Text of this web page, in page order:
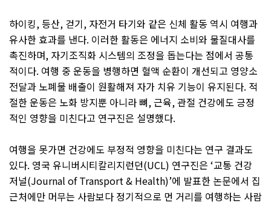
하이킹, 등산, 걷기, 자전거 타기와 같은 신체 활동 역시 여행과
유사한 효과를 낸다. 이러한 활동은 에너지 소비와 물질대사를
촉진하며, 자기조직화 시스템의 조정을 돕는다는 점에서 공통
적이다. 여행 중 운동을 병행하면 혈액 순환이 개선되고 영양소
전달과 노폐물 배출이 원활해져 자가 치유 기능이 유지된다. 적
절한 운동은 노화 방지뿐 아니라 뼈, 근육, 관절 건강에도 긍정
적인 영향을 미친다고 연구진은 설명했다.
여행을 못가면 건강에도 부정적 영향을 미친다는 연구 결과도
있다. 영국 유니버시티칼리지런던(UCL) 연구진은 ‘교통 건강
저널(Journal of Transport & Health)’에 발표한 논문에서 집
근처에만 머무는 사람보다 정기적으로 먼 거리를 여행하는 사람